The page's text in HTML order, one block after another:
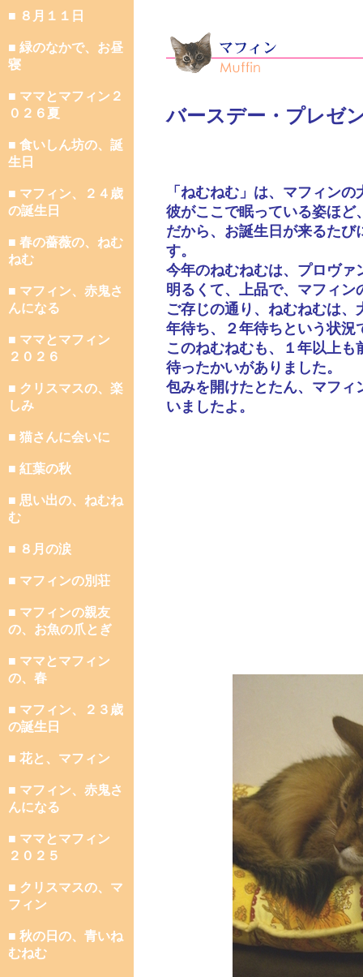
■ ８月１１日
■ 緑のなかで、お昼
寝
■ ママとマフィン２
０２６夏
■ 食いしん坊の、誕
生日
■ マフィン、２４歳
の誕生日
■ 春の薔薇の、ねむ
ねむ
■ マフィン、赤鬼さ
んになる
■ ママとマフィン
２０２６
■ クリスマスの、楽
しみ
■ 猫さんに会いに
■ 紅葉の秋
■ 思い出の、ねむね
む
■ ８月の涙
■ マフィンの別荘
■ マフィンの親友
の、お魚の爪とぎ
■ ママとマフィン
の、春
■ マフィン、２３歳
の誕生日
■ 花と、マフィン
■ マフィン、赤鬼さ
んになる
■ ママとマフィン
２０２５
■ クリスマスの、マ
フィン
■ 秋の日の、青いね
むねむ
バースデー・プレゼ
「ねむねむ」は、マフィン
彼がここで眠っている姿ほど
だから、お誕生日が来るた
す。
今年のねむねむは、プロヴァ
明るくて、上品で、マフィ
ご存じの通り、ねむねむは
年待ち、２年待ちという状況
このねむねむも、１年以上
待ったかいがありました。
包みを開けたとたん、マフィ
いましたよ。